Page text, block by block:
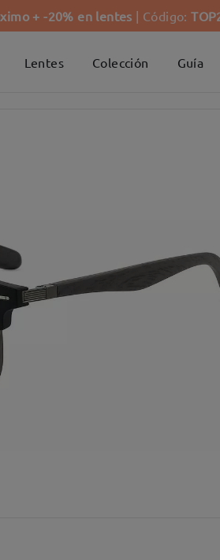
+ -20% en lentes | Código:
Lentes Colección Guía